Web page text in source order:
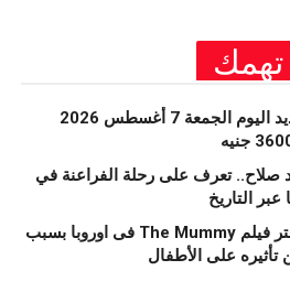
تهمك
سعر الحديد اليوم الجمعة 7 أغسطس 2026
صلاح.. تعرف على رحلة الفراعنة في
عبر التاريخ
حظر بوستر فيلم The Mummy فى اوروبا بسبب
على الأطفال